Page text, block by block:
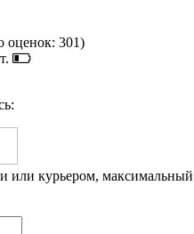
оценок: 301)
или курьером,